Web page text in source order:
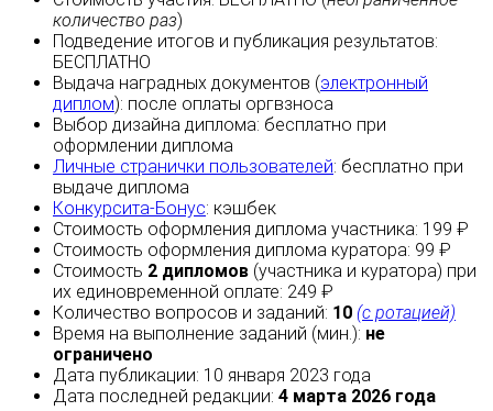
количество раз)
Подведение итогов и публикация результатов:
БЕСПЛАТНО
Выдача наградных документов (электронный
диплом): после оплаты оргвзноса
Выбор дизайна диплома: бесплатно при
оформлении диплома
Личные странички пользователей: бесплатно при
выдаче диплома
Конкурсита-Бонус: кэшбек
Стоимость оформления диплома участника: 199 ₽
Стоимость оформления диплома куратора: 99 ₽
Стоимость 2 дипломов (участника и куратора) при
их единовременной оплате: 249 ₽
Количество вопросов и заданий: 10 (с ротацией)
Время на выполнение заданий (мин.): не
ограничено
Дата публикации: 10 января 2023 года
Дата последней редакции: 4 марта 2026 года